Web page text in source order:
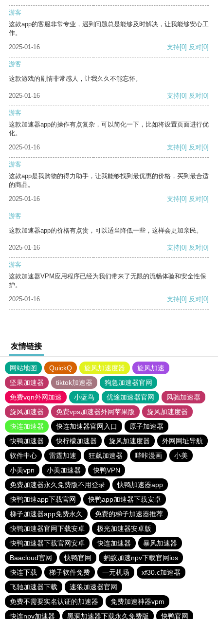
游客
这款app的客服非常专业，遇到问题总是能够及时解决，让我能够安心工
作。
2025-01-16
支持[0] 反对[0]
游客
这款游戏的剧情非常感人，让我久久不能忘怀。
2025-01-16 支持[0] 反对[0]
游客
这款加速器app的操作有点复杂，可以简化一下，比如将设置页面进行优
化。
2025-01-16
支持[0] 反对[0]
游客
这款app是我购物的得力助手，让我能够找到最优惠的价格，买到最合适
的商品。
2025-01-16
支持[0] 反对[0]
游客
这款加速器app的价格有点贵，可以适当降低一些，这样会更加亲民。
2025-01-16 支持[0] 反对[0]
游客
这款加速器VPM应用程序已经为我们带来了无限的流畅体验和安全性保
护。
2025-01-16
支持[0] 反对[0]
友情链接
网站地图 QuickQ 旋风加速度器
旋风加速
坚果加速器
tiktok加速器
狗急加速器官网
免费vqn外网加速
小蓝鸟 优途加速器官网
风驰加速器
旋风加速器
免费vps加速器外网苹果版
旋风加速度器
快连加速器
快连加速器官网入口
原子加速器
快鸭加速器
快柠檬加速器 旋风加速度器
外网网址导航
软件中心
雷霆加速 狂飙加速器 哔咔漫画
小美
小美vpn
小美加速器
快鸭VPN
免费加速器永久免费版不用登录
快鸭加速器app
快鸭加速app下载官网
快鸭app加速器下载安卓
梯子加速器app免费永久
免费的梯子加速器推荐
快鸭加速器官网下载安卓
极光加速器安卓版
快鸭加速器下载官网安卓
快连加速器
暴风加速器
Baacloud官网
快鸭官网
蚂蚁加速npv下载官网ios
快连下载
梯子软件免费 一元机场
xf30.c加速器
飞驰加速器下载
速狼加速器官网
免费不需要实名认证的加速器
免费加速神器vpm
快连npv加速器
黑洞加速器下载永久免费版 快鸭官网